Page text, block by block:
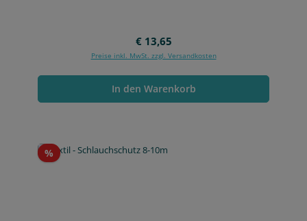
Regulärer Preis:
€ 13,65
Preise inkl. MwSt. zzgl. Versandkosten
In den Warenkorb
%Rabatt